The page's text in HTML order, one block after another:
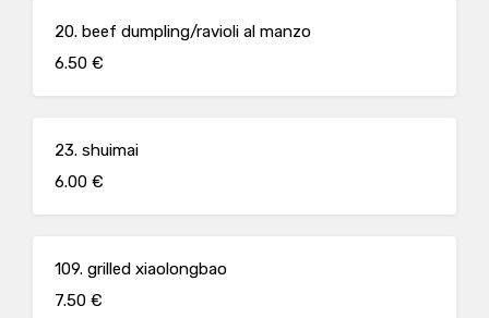
20. beef dumpling/ravioli al manzo
6.50 €
23. shuimai
6.00 €
109. grilled xiaolongbao
7.50 €